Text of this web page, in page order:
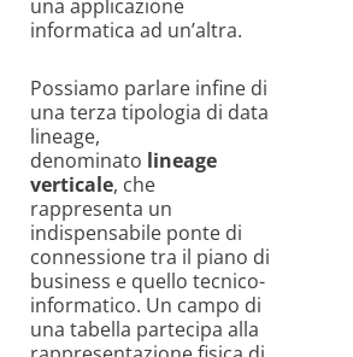
una applicazione
informatica ad un’altra.
Possiamo parlare infine di
una terza tipologia di data
lineage,
denominato lineage
verticale, che
rappresenta un
indispensabile ponte di
connessione tra il piano di
business e quello tecnico-
informatico. Un campo di
una tabella partecipa alla